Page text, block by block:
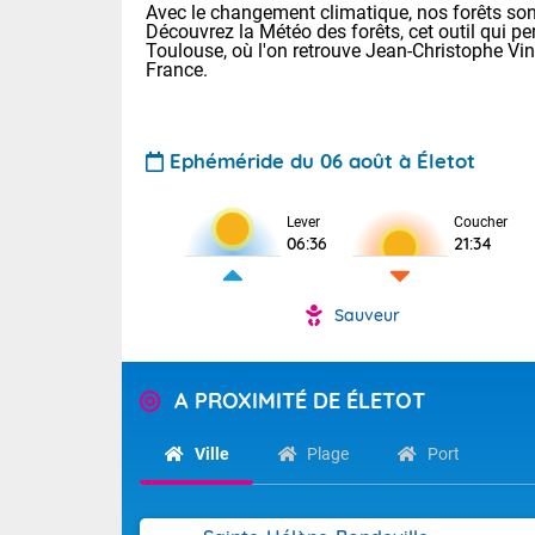
Pour la
temps
Tendance
Avec le changement climatique, nos forêts
Découvrez la Météo des forêts, cet outil qui
Toulouse, où l'on retrouve Jean-Christophe
France.
Ephéméride du 06 août à Életot
Lever
06:36
Coucher
21:34
Sauveur
A PROXIMITÉ DE ÉLETOT
Ville Plage Port
Voici les
22/13 Paris :
Clermont-
Limoges :
Lille : 24/12
La journée
territoire. On